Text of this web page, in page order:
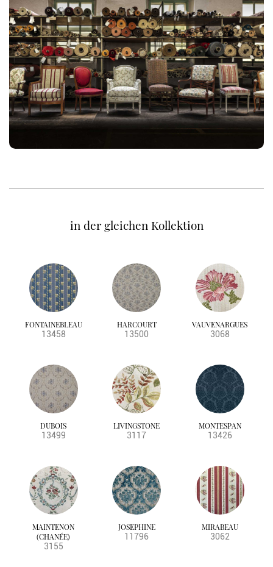
in der gleichen Kollektion
FONTAINEBLEAU
13458
HARCOURT
13500
VAUVENARGUES
3068
DUBOIS
13499
LIVINGSTONE
3117
MONTESPAN
13426
MAINTENON
(CHANÉE)
3155
JOSEPHINE
11796
MIRABEAU
3062